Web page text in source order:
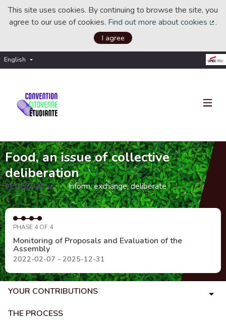
This site uses cookies. By continuing to browse the site, you
agree to our use of cookies. Find out more about cookies .
I agree
English Choisir la langue
Food, an issue of collective
deliberation
#CCE2021
(External link)
Inform, exchange, deliberate
PHASE 4 OF 4
Monitoring of Proposals and Evaluation of the
Assembly
2022-02-07 - 2025-12-31
YOUR CONTRIBUTIONS
THE PROCESS